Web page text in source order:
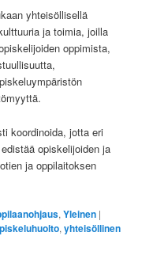
yhteisöllisellä
ja toimia, joilla
oppimista,
koordinoida, jotta eri
opiskelijoiden ja
ja oppilaitoksen
,Yleinen |
,yhteisöllinen